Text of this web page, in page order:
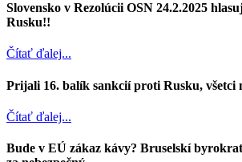
Slovensko v Rezolúcii OSN 24.2.2025
Rusku!!
Čítať ďalej...
Prijali 16. balík sankcií proti Rusku, všetci
Čítať ďalej...
Bude v EÚ zákaz kávy? Bruselskí